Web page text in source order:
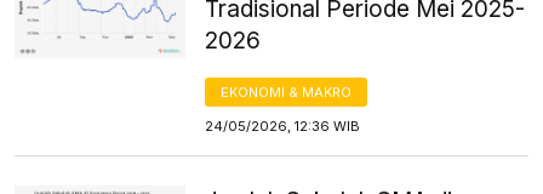
Tradisional Periode Mei 2025-
2026
EKONOMI & MAKRO
24/05/2026, 12:36 WIB